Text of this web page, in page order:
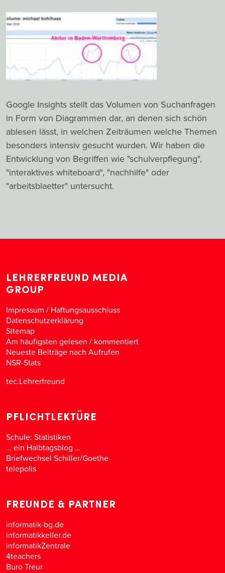
Google Insights stellt das Volumen von Suchanfragen
in Form von Diagrammen dar, an denen sich schön
ablesen lässt, in welchen Zeiträumen welche Themen
besonders intensiv gesucht wurden. Wir haben die
Entwicklung von Begriffen wie "schulverpflegung",
"interaktives whiteboard", "nachhilfe" oder
"arbeitsblaetter" untersucht.
LEHRERFREUND MEDIA
GROUP
Impressum / Haftungsausschluss
Datenschutzerklärung
Sitemap
Am häufigsten gelesen / kommentiert
Neueste Beiträge nach Aufrufen
NSR-Stats
tec.Lehrerfreund
PFLICHTLEKTÜRE
Schule: Statistiken
… ein Halbtagsblog …
Briefwechsel Schiller/Goethe
telepolis
FREUNDE & PARTNER
informatik-bg.de
informatikkeller.de
informatikZentrale
4teachers
Buro Treur